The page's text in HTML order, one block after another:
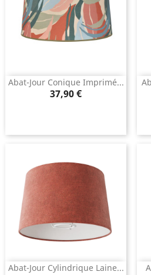
Abat-Jour Conique Imprimé...
Prix
37,90 €
Abat-Jour Cylindrique Laine...